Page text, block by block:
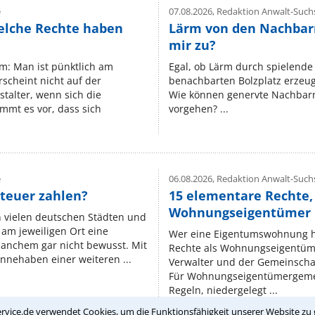
verwendet Cookies, um die Funktionsfähigkeit unserer Website zu
Rechte haben
Man ist pünktlich am
nicht auf der
wenn sich die
es vor, dass sich
07.08.2026,Redaktion Anwalt-
Lärm von den
mir zu?
Egal, ob Lärm durch
benachbarten Bolzplatz
Wie können genervte
vorgehen? ...
zahlen?
deutschen Städten und
jeweiligen Ort eine
gar nicht bewusst. Mit
einer weiteren ...
06.08.2026,Redaktion Anwalt-
15 elementare
Wer eine Eigentumswohnung
Rechte als
Verwalter und der
Für
Regeln, niedergelegt ...